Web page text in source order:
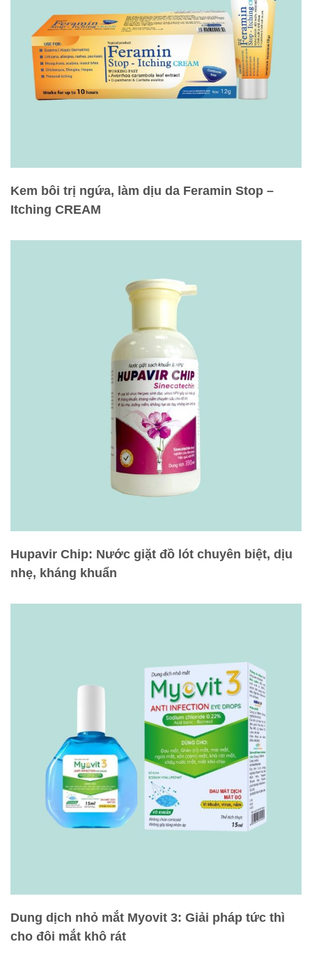
Kem bôi trị ngứa, làm dịu da Feramin Stop –
Itching CREAM
Hupavir Chip: Nước giặt đồ lót chuyên biệt, dịu
nhẹ, kháng khuẩn
Dung dịch nhỏ mắt Myovit 3: Giải pháp tức thì
cho đôi mắt khô rát